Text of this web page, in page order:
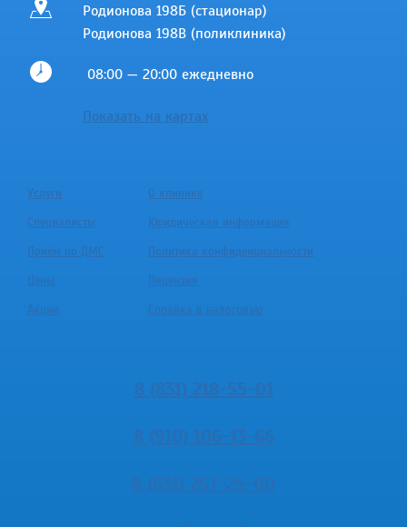
Родионова 198Б (стационар)
Родионова 198В (поликлиника)
08:00 — 20:00 ежедневно
Показать на картах
Услуги
О клинике
Специалисты
Юридическая информация
Приём по ДМС
Политика конфиденциальности
Цены
Лицензия
Акции
Справка в налоговую
8 (831) 218-55-01
8 (910) 106-13-66
8 (831) 267-25-00